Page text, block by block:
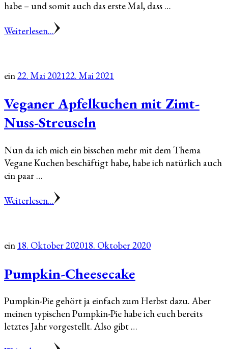
habe – und somit auch das erste Mal, dass …
Weiterlesen...
ein22. Mai 202122. Mai 2021
Veganer Apfelkuchen mit Zimt-
Nuss-Streuseln
Nun da ich mich ein bisschen mehr mit dem Thema
Vegane Kuchen beschäftigt habe, habe ich natürlich auch
ein paar …
Weiterlesen...
ein 18. Oktober 202018. Oktober 2020
Pumpkin-Cheesecake
Pumpkin-Pie gehört ja einfach zum Herbst dazu. Aber
meinen typischen Pumpkin-Pie habe ich euch bereits
letztes Jahr vorgestellt. Also gibt …